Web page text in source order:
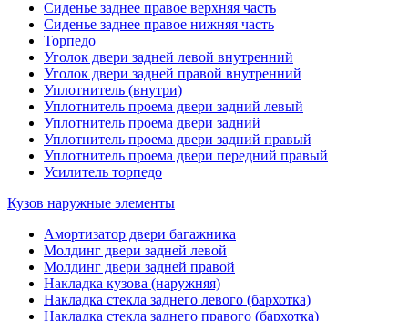
Сиденье заднее правое верхняя часть
Сиденье заднее правое нижняя часть
Торпедо
Уголок двери задней левой внутренний
Уголок двери задней правой внутренний
Уплотнитель (внутри)
Уплотнитель проема двери задний левый
Уплотнитель проема двери задний
Уплотнитель проема двери задний правый
Уплотнитель проема двери передний правый
Усилитель торпедо
Кузов наружные элементы
Амортизатор двери багажника
Молдинг двери задней левой
Молдинг двери задней правой
Накладка кузова (наружняя)
Накладка стекла заднего левого (бархотка)
Накладка стекла заднего правого (бархотка)